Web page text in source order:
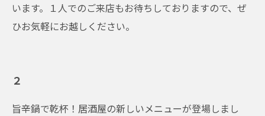
います。１人でのご来店もお待ちしておりますので、ぜ
ひお気軽にお越しください。
２
旨辛鍋で乾杯！居酒屋の新しいメニューが登場しまし